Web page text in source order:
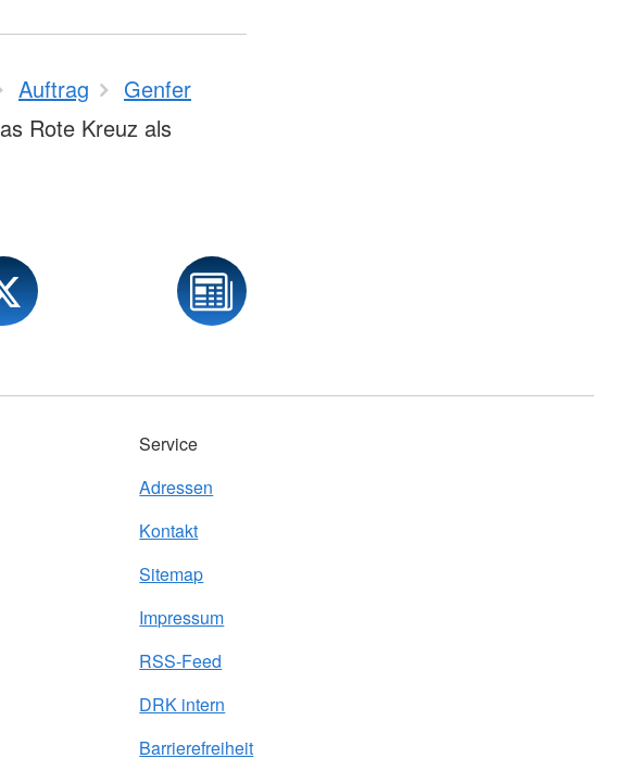
Auftrag
Genfer
Rote Kreuz als
Service
Adressen
Kontakt
Sitemap
Impressum
RSS-Feed
DRK intern
Barrierefreiheit